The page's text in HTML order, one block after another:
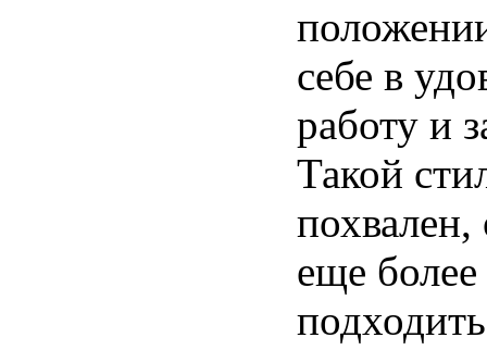
себе в
работу и
Такой
похвален,
еще